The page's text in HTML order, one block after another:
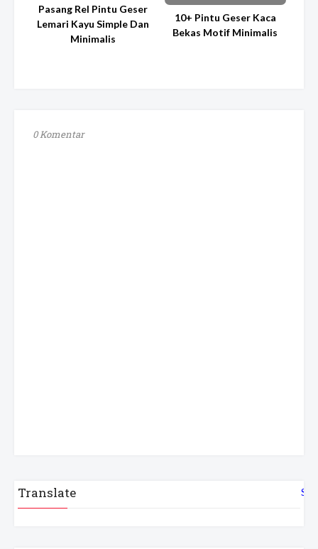
Pasang Rel Pintu Geser
Lemari Kayu Simple Dan
Minimalis
10+ Pintu Geser Kaca
Bekas Motif Minimalis
0 Komentar
Translate